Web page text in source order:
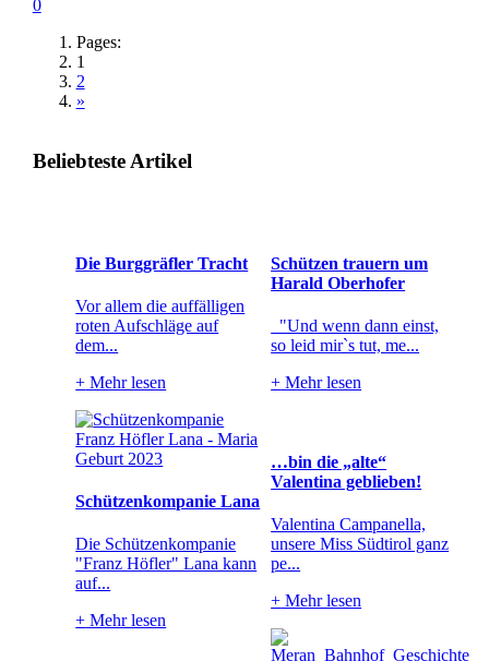
0
Pages:
1
2
»
Beliebteste Artikel
Die Burggräfler Tracht
Vor allem die auffälligen
roten Aufschläge auf
dem...
+ Mehr lesen
Schützen trauern um
Harald Oberhofer
"Und wenn dann einst,
so leid mir`s tut, me...
+ Mehr lesen
Schützenkompanie Lana
Die Schützenkompanie
"Franz Höfler" Lana kann
auf...
+ Mehr lesen
…bin die „alte“
Valentina geblieben!
Valentina Campanella,
unsere Miss Südtirol ganz
pe...
+ Mehr lesen